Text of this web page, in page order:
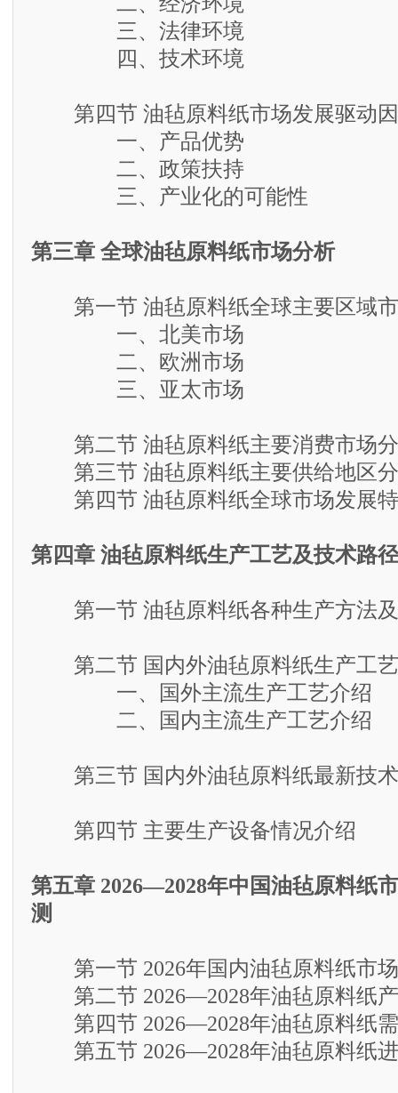
三、法律环境
四、技术环境
第四节 油毡原料纸市场发展驱动
一、产品优势
二、政策扶持
三、产业化的可能性
第三章 全球油毡原料纸市场分析
第一节 油毡原料纸全球主要区域
一、北美市场
二、欧洲市场
三、亚太市场
第二节 油毡原料纸主要消费市场
第三节 油毡原料纸主要供给地区
第四节 油毡原料纸全球市场发展特
第四章 油毡原料纸生产工艺及技术路
第一节 油毡原料纸各种生产方法及
第二节 国内外油毡原料纸生产工艺
一、国外主流生产工艺介绍
二、国内主流生产工艺介绍
第三节 国内外油毡原料纸最新技术
第四节 主要生产设备情况介绍
第五章 2026—2028年中国油毡原料纸
测
第一节 2026年国内油毡原料纸市
第二节 2026—2028年油毡原料纸产
第四节 2026—2028年油毡原料纸需
第五节 2026—2028年油毡原料纸进